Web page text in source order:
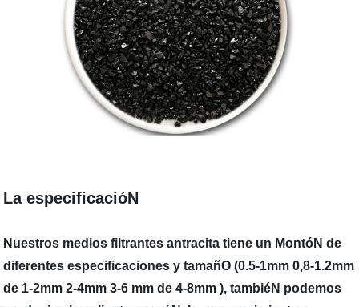
La especificacióN
Nuestros medios filtrantes antracita tiene un MontóN de
diferentes especificaciones y tamañO (0.5-1mm 0,8-1.2mm
de 1-2mm 2-4mm 3-6 mm de 4-8mm ), tambiéN podemos